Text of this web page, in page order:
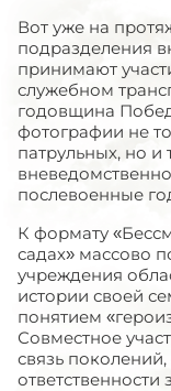
Вот уже на
подразделения
принимают
служебном
годовщина
фотографии не
патрульных, но и
послевоенные
К формату
садах» массово
учреждения
истории своей
понятием
Совместное
связь
ответственности